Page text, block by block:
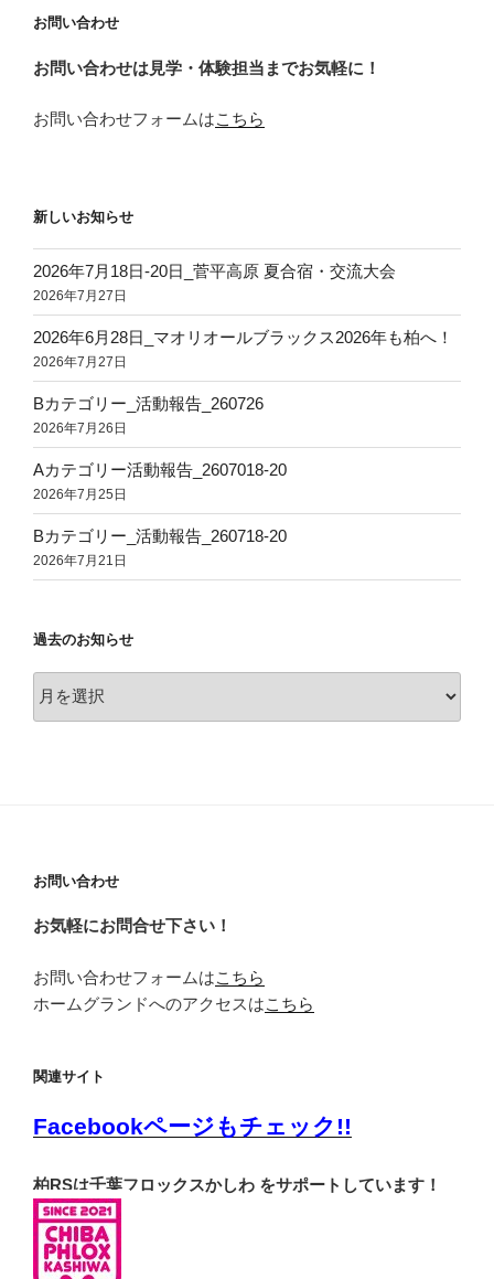
ン
お問い合わせ
お問い合わせは見学・体験担当までお気軽に！
お問い合わせフォームはこちら
新しいお知らせ
2026年7月18日‐20日_菅平高原 夏合宿・交流大会
2026年7月27日
2026年6月28日_マオリオールブラックス2026年も柏へ！
2026年7月27日
Bカテゴリー_活動報告_260726
2026年7月26日
Aカテゴリー活動報告_2607018-20
2026年7月25日
Bカテゴリー_活動報告_260718-20
2026年7月21日
過去のお知らせ
去
お問い合わせ
お気軽にお問合せ下さい！
お問い合わせフォームはこちら
ホームグランドへのアクセスはこちら
関連サイト
Facebookページもチェック!!
柏RSは千葉フロックスかしわ をサポートしています！